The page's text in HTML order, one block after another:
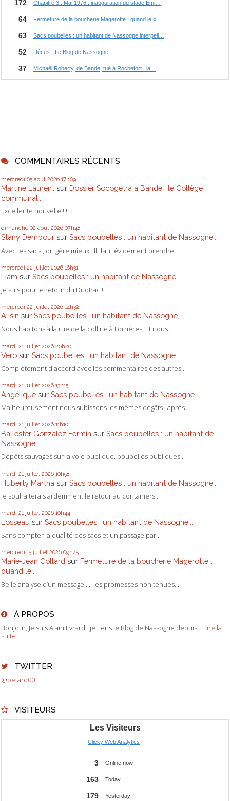
COMMENTAIRES RÉCENTS
mercredi 05 août 2026 17h09
Martine Laurent sur Dossier Socogetra à Bande : le Collège
communal...
Excellente nouvelle !!!
dimanche 02 août 2026 07h48
Stany Dembour sur Sacs poubelles : un habitant de Nassogne...
Avec les sacs , on gère mieux . IL faut évidement prendre...
mercredi 22 juillet 2026 16h31
Liam sur Sacs poubelles : un habitant de Nassogne...
Je suis pour le retour du DuoBac !
mercredi 22 juillet 2026 14h32
Alisin sur Sacs poubelles : un habitant de Nassogne...
Nous habitons à la rue de la colline à Forrières, Et nous...
mardi 21 juillet 2026 20h20
Vero sur Sacs poubelles : un habitant de Nassogne...
Complètement d'accord avec les commentaires des autres...
mardi 21 juillet 2026 13h15
Angélique sur Sacs poubelles : un habitant de Nassogne...
Malheureusement nous subissons les mêmes dégâts , après...
mardi 21 juillet 2026 11h10
Ballester González Fermín sur Sacs poubelles : un habitant de
Nassogne...
Dépôts sauvages sur la voie publique, poubelles publiques...
mardi 21 juillet 2026 10h58
Huberty Martha sur Sacs poubelles : un habitant de Nassogne...
Je souhaiterais ardemment le retour au containers...
mardi 21 juillet 2026 10h44
Losseau sur Sacs poubelles : un habitant de Nassogne...
Sans compter la qualité des sacs et un passage par...
mercredi 15 juillet 2026 09h45
Marie-Jean Collard sur Fermeture de la boucherie Magerotte :
quand le...
Belle analyse d’un message….. les promesses non tenues...
À PROPOS
Bonjour, Je suis Alain Evrard. je tiens le Blog de Nassogne depuis... Lire la
suite
TWITTER
@petard001
VISITEURS